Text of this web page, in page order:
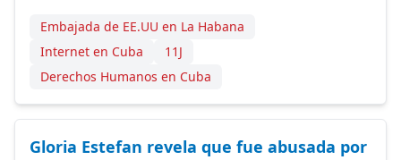
Embajada de EE.UU en La Habana
Internet en Cuba
11J
Derechos Humanos en Cuba
Gloria Estefan revela que fue abusada por